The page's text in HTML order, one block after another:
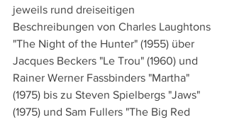
jeweils rund dreiseitigen
Beschreibungen von Charles Laughtons
"The Night of the Hunter" (1955) über
Jacques Beckers "Le Trou" (1960) und
Rainer Werner Fassbinders "Martha"
(1975) bis zu Steven Spielbergs "Jaws"
(1975) und Sam Fullers "The Big Red